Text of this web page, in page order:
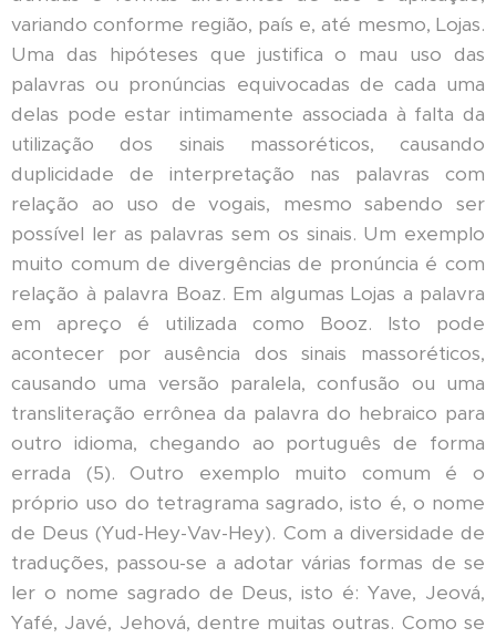
variando conforme região, país e, até mesmo, Lojas.
Uma das hipóteses que justifica o mau uso das
palavras ou pronúncias equivocadas de cada uma
delas pode estar intimamente associada à falta da
utilização dos sinais massoréticos, causando
duplicidade de interpretação nas palavras com
relação ao uso de vogais, mesmo sabendo ser
possível ler as palavras sem os sinais. Um exemplo
muito comum de divergências de pronúncia é com
relação à palavra Boaz. Em algumas Lojas a palavra
em apreço é utilizada como Booz. Isto pode
acontecer por ausência dos sinais massoréticos,
causando uma versão paralela, confusão ou uma
transliteração errônea da palavra do hebraico para
outro idioma, chegando ao português de forma
errada (5). Outro exemplo muito comum é o
próprio uso do tetragrama sagrado, isto é, o nome
de Deus (Yud-Hey-Vav-Hey). Com a diversidade de
traduções, passou-se a adotar várias formas de se
ler o nome sagrado de Deus, isto é: Yave, Jeová,
Yafé, Javé, Jehová, dentre muitas outras. Como se